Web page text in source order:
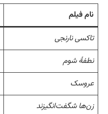
نام فیلم
تاکسی نارنجی
نطفهٔ شوم
عروسک
زن‌ها شگفت‌انگیزند